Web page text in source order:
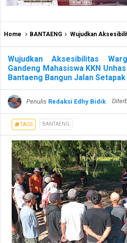
Home BANTAENG Wujudkan Aksesibilitas Warga, Lurah Karatuang Gandeng
Wujudkan Aksesibilitas
Gandeng Mahasiswa KKN
Bantaeng Bangun Jalan
Penulis Redaksi Edhy Bidik
TAGS BANTAENG